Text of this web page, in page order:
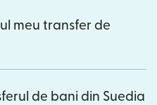
meu transfer de
de bani din Suedia